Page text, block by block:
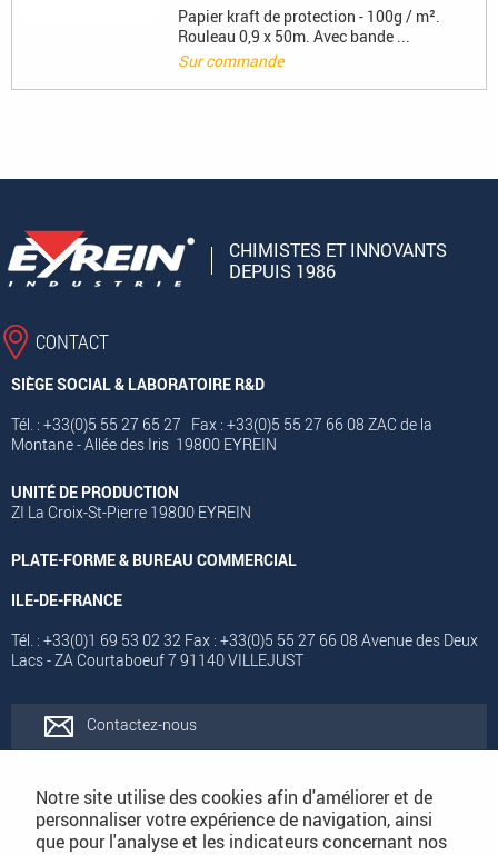
Papier kraft de protection - 100g / m².
Rouleau 0,9 x 50m. Avec bande ...
Sur commande
CHIMISTES ET INNOVANTS
DEPUIS 1986
CONTACT
SIÈGE SOCIAL & LABORATOIRE R&D
Tél. : +33(0)5 55 27 65 27 Fax : +33(0)5 55 27 66 08 ZAC de la
Montane - Allée des Iris 19800 EYREIN
UNITÉ DE PRODUCTION
ZI La Croix-St-Pierre 19800 EYREIN
PLATE-FORME & BUREAU COMMERCIAL
ILE-DE-FRANCE
Tél. : +33(0)1 69 53 02 32 Fax : +33(0)5 55 27 66 08 Avenue des Deux
Lacs - ZA Courtaboeuf 7 91140 VILLEJUST
Contactez-nous
Notre site utilise des cookies afin d'améliorer et de
personnaliser votre expérience de navigation, ainsi
que pour l'analyse et les indicateurs concernant nos